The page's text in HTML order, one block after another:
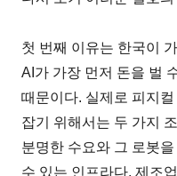
첫 번째 이유는 한국이
AI가 가장 먼저 돈을 벌
때문이다. 실제로 피지
잡기 위해서는 두 가지
분명한 수요와 그 로봇
수 있는 인프라다. 제조